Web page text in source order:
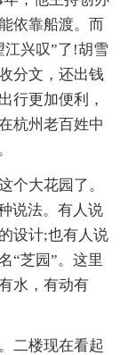
依靠船渡。而
兴叹”了!胡雪
分文，还出钱
行更加便利，
杭州老百姓中
大花园了。
说法。有人说
设计;也有人说
“芝园”。这里
水，有动有
二楼现在看起